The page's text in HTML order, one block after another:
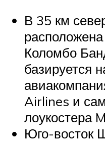
В 35 км
Коломбо
базируется
Airlines и
лоукостера
Юго-восток